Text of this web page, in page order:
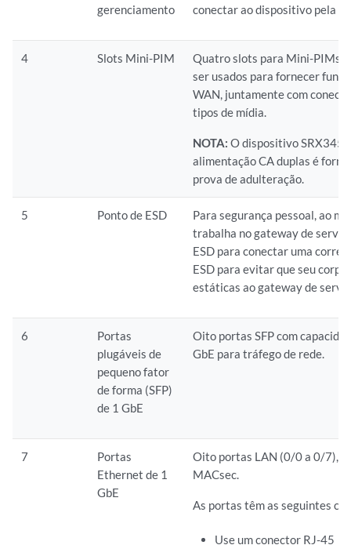
gerenciamento
conectar ao dispositivo pela
4 Slots Mini-PIM
Quatro slots para Mini-PIMs.
ser usados para fornecer
WAN, juntamente com
tipos de mídia.
NOTA: O dispositivo SRX345
alimentação CA duplas é
prova de adulteração.
5 Ponto de ESD
Para segurança pessoal, ao
trabalha no gateway de
ESD para conectar uma
ESD para evitar que seu
estáticas ao gateway de
6
Portas
plugáveis de
pequeno fator
de forma (SFP)
de 1 GbE
Oito portas SFP com
GbE para tráfego de rede.
7
Portas
Ethernet de 1
GbE
Oito portas LAN (0/0 a 0/7),
MACsec.
As portas têm as seguintes
Use um conector RJ-45